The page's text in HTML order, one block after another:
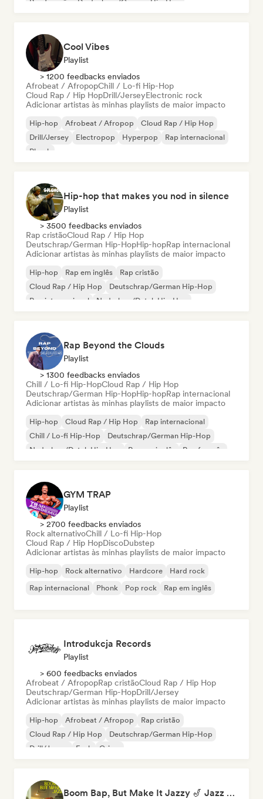
Rap francês Deutschrap/German Hip-Hop
Cool Vibes
Playlist
> 1200 feedbacks enviados
Afrobeat / AfropopChill / Lo-fi Hip-Hop
Cloud Rap / Hip HopDrill/JerseyElectronic rock
Adicionar artistas às minhas playlists de maior impacto
Hip-hop Afrobeat / Afropop
Cloud Rap / Hip Hop
Drill/Jersey
Electropop Hyperpop
Rap internacional
Phonk
Hip-hop that makes you nod in silence
Playlist
> 3500 feedbacks enviados
Rap cristãoCloud Rap / Hip Hop
Deutschrap/German Hip-HopHip-hopRap internacional
Adicionar artistas às minhas playlists de maior impacto
Hip-hop Rap em inglês
Rap cristão
Cloud Rap / Hip Hop
Deutschrap/German Hip-Hop
Rap internacional
Nederhop/Dutch Hip-Hop
Rap Beyond the Clouds
Playlist
> 1300 feedbacks enviados
Chill / Lo-fi Hip-HopCloud Rap / Hip Hop
Deutschrap/German Hip-HopHip-hopRap internacional
Adicionar artistas às minhas playlists de maior impacto
Hip-hop Cloud Rap / Hip Hop
Rap internacional
Chill / Lo-fi Hip-Hop
Deutschrap/German Hip-Hop
Nederhop/Dutch Hip-Hop
Rap em inglês Rap francês
GYM TRAP
Playlist
> 2700 feedbacks enviados
Rock alternativoChill / Lo-fi Hip-Hop
Cloud Rap / Hip HopDiscoDubstep
Adicionar artistas às minhas playlists de maior impacto
Hip-hop Rock alternativo Hardcore
Hard rock
Rap internacional
Phonk Pop rock Rap em inglês
Introdukcja Records
Playlist
> 600 feedbacks enviados
Afrobeat / AfropopRap cristãoCloud Rap / Hip Hop
Deutschrap/German Hip-HopDrill/Jersey
Adicionar artistas às minhas playlists de maior impacto
Hip-hop Afrobeat / Afropop
Rap cristão
Cloud Rap / Hip Hop
Deutschrap/German Hip-Hop
Drill/Jersey
Funk Grime
Boom Bap, But Make It Jazzy 🎷 Jazz Rap, Underground & Conscious Hip-Hop